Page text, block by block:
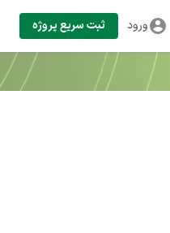
ورود ثبت سریع پروژه